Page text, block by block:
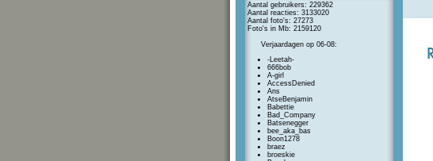
Aantal gebruikers: 229362
Aantal reacties: 3133020
Aantal foto's: 27273
Foto's in Mb: 2159120
Verjaardagen op 06-08:
-Leetah-
666bob
A-girl
AccessDenied
Ans
AtseBenjamin
Babettie
Bad_Company
Batsenegger
bee_aka_bas
Boon1278
braez
broeskie